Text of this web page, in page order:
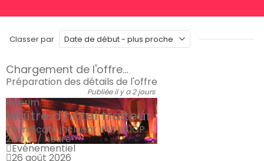
Classer par
Chargement de l'offre...
Préparation des détails de l'offre
Publiée il y a 2 jours
Intérim
Maître d'hôtel traiteur
TH indicatif incluant IFM et ICP
21.19 € / heure
Evénementiel
26 août 2026